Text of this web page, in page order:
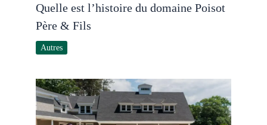
Quelle est l’histoire du domaine Poisot
Père & Fils
Autres